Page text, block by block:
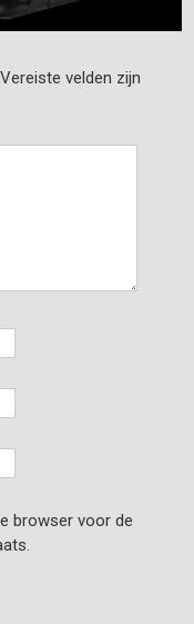
Vereiste velden zijn
browser voor de